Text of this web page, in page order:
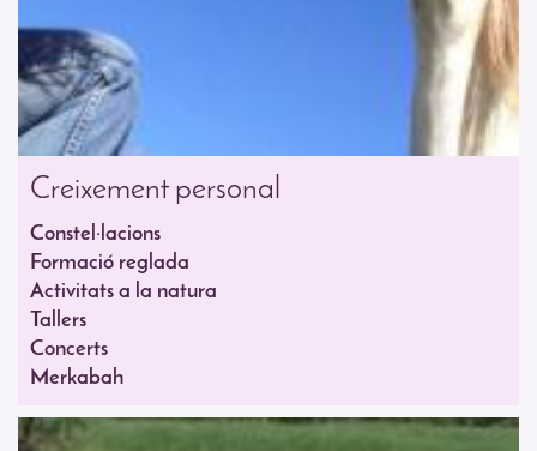
Creixement personal
Constel·lacions
Formació reglada
Activitats a la natura
Tallers
Concerts
Merkabah